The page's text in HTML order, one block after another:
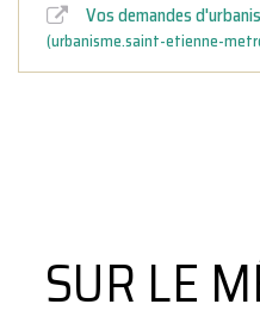
Vos demandes
urbanisme.saint-etienne-
SUR LE